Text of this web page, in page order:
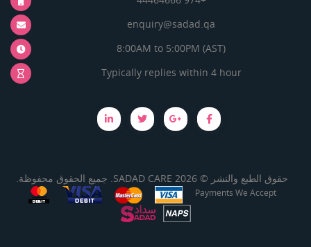
enquiry@sadad.qa
8:00AM to 5:00PM (AST)
Typically replies within 4 hour
حقوق الطبع والنشر © 2026 SADAD CARE. جميع الحقوق محفوظة.
Payments We Accept